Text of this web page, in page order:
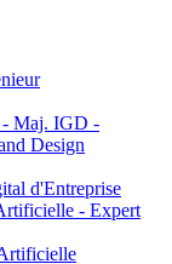
Maj. IGD -
Design
d'Entreprise
- Expert